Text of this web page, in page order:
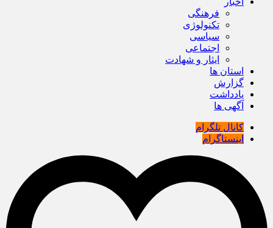
فرهنگی
تکنولوژی
سیاسی
اجتماعی
ایثار و شهادت
استان ها
گزارش
یادداشت
آگهی ها
کانال تلگرام
اینستاگرام